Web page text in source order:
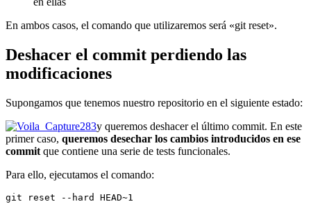
En ambos casos, el comando que utilizaremos será «git reset».
Deshacer el commit perdiendo las
modificaciones
Supongamos que tenemos nuestro repositorio en el siguiente estado:
y queremos deshacer el último commit. En este
primer caso, queremos desechar los cambios introducidos en ese
commit que contiene una serie de tests funcionales.
Para ello, ejecutamos el comando:
git reset --hard HEAD~1